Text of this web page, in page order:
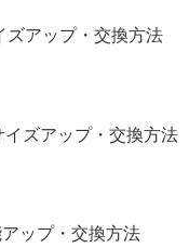
ズアップ・交換方法
ズアップ・交換方法
ップ・交換方法